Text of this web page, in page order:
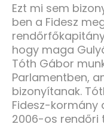
Ezt mi sem
ben a Fidesz
hogy maga
Tóth Gábor
Parlamentben,
bizonyítanak.
Fidesz-
2006-os rendőri